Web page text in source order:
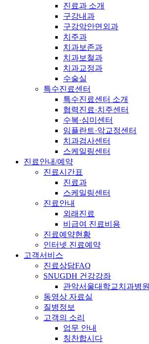
진료과 소개
구강내과
구강악안면외과
치주과
치과보존과
치과보철과
치과교정과
수술실
특수진료센터
특수진료센터 소개
협력진료·치주센터
수복·심미센터
임플란트·악교정센터
치과검사센터
스케일링센터
진료안내/예약
진료시간표
진료과
스케일링센터
진료안내
외래진료
비급여 진료비용
진료예약현황
인터넷 진료예약
고객서비스
진료상담FAQ
SNUGDH 건강강좌
관악서울대학교치과병원
동영상 자료실
질병정보
고객의 소리
업무 안내
칭찬합시다